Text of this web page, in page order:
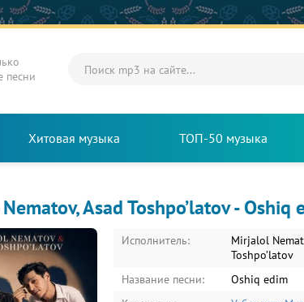
песни
Хитовая музыка ТОП-50 музыка
Asad Toshpo’latov - Oshiq
Исполнитель:
Mirjalol
Toshpo’latov
Название песни:
Oshiq edim